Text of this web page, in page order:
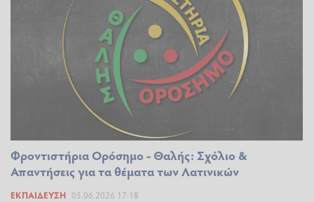
Φροντιστήρια Ορόσημο - Θαλής: Σχόλιο &
Απαντήσεις για τα θέματα των Λατινικών
ΕΚΠΑΊΔΕΥΣΗ 05.06.2026 17:18